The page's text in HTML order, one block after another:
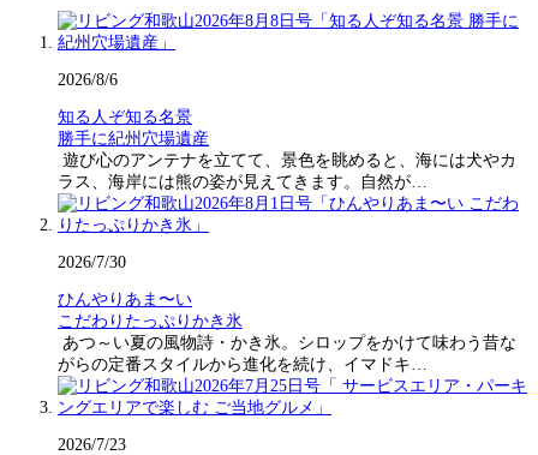
2026/8/6
知る人ぞ知る名景
勝手に紀州穴場遺産
遊び心のアンテナを立てて、景色を眺めると、海には犬やカ
ラス、海岸には熊の姿が見えてきます。自然が…
2026/7/30
ひんやりあま〜い
こだわりたっぷりかき氷
あつ～い夏の風物詩・かき氷。シロップをかけて味わう昔な
がらの定番スタイルから進化を続け、イマドキ…
2026/7/23